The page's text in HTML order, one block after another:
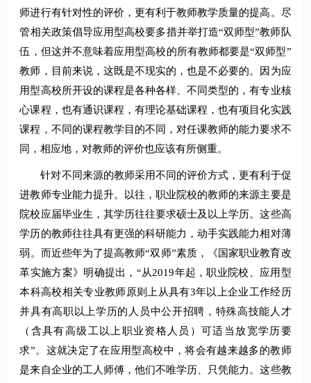
师进行有针对性的评价，更有利于教师教学质量的提高。尽
管相关政策倡导应用型高校要多措并举打造“双师型”教师队
伍，但这并不意味着应用型高校的所有教师都要是“双师型”
教师，目前来说，这既是不现实的，也是不必要的。因为应
用型高校所开设的课程是各种各样、不同类型的，有专业核
心课程，也有通识课程，有理论基础课程，也有项目化实践
课程，不同的课程教学目的不同，对任课教师的能力要求不
同，相应地，对教师的评价也应该有所侧重。
针对不同来源的教师采用不同的评价方式，更有利于促
进教师专业能力提升。以往，职业院校的教师的来源主要是
院校应届毕业生，其学历往往要求硕士及以上学历。这些高
学历的教师往往具有更强的科研能力，动手实践能力相对薄
弱。而近些年为了提高教师“双师”素质，《国家职业教育改
革实施方案》明确提出，“从2019年起，职业院校、应用型
本科高校相关专业教师原则上从具有3年以上企业工作经历
并具有高职以上学历的人员中公开招聘，特殊高技能人才
（含具有高级工以上职业资格人员）可适当放宽学历要
求”。这就决定了在应用型高校中，将会有越来越多的教师
是来自企业的工人师傅，他们不唯学历、只凭能力。这些教